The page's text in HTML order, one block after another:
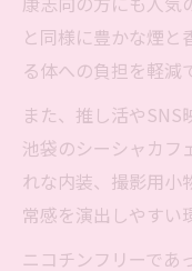
と同様に豊かな煙と
る体への負担を軽減
また、推し活やSNS
池袋のシーシャカフ
れな内装、撮影用小
常感を演出しやすい
ニコチンフリーであ